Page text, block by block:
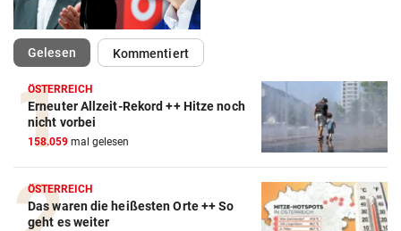
Gelesen(ausgewählt)Kommentiert
ÖSTERREICH
Erneuter Allzeit-Rekord ++ Hitze noch
nicht vorbei
158.059 mal gelesen
ÖSTERREICH
Das waren die heißesten Orte ++ So
geht es weiter